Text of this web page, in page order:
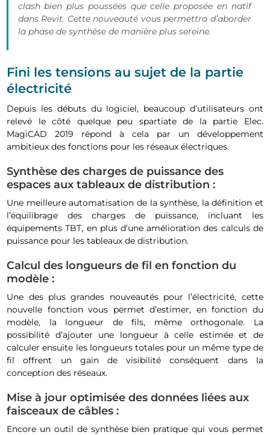
clash bien plus poussées que celle proposée en natif
dans Revit. Cette nouveauté vous permettra d’aborder
la phase de synthèse de manière plus sereine.
Fini les tensions au sujet de la partie
électricité
Depuis les débuts du logiciel, beaucoup d’utilisateurs ont
relevé le côté quelque peu spartiate de la partie Elec.
MagiCAD 2019 répond à cela par un développement
ambitieux des fonctions pour les réseaux électriques.
Synthèse des charges de puissance des
espaces aux tableaux de distribution :
Une meilleure automatisation de la synthèse, la définition et
l’équilibrage des charges de puissance, incluant les
équipements TBT, en plus d’une amélioration des calculs de
puissance pour les tableaux de distribution.
Calcul des longueurs de fil en fonction du
modèle :
Une des plus grandes nouveautés pour l’électricité, cette
nouvelle fonction vous permet d’estimer, en fonction du
modèle, la longueur de fils, même orthogonale. La
possibilité d’ajouter une longueur à celle estimée et de
calculer ensuite les longueurs totales pour un même type de
fil offrent un gain de visibilité conséquent dans la
conception des réseaux.
Mise à jour optimisée des données liées aux
faisceaux de câbles :
Encore un outil de synthèse bien pratique qui vous permet